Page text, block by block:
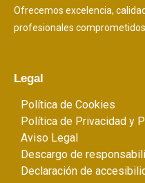
Ofrecemos excelencia,
profesionales
Legal
Política de Cookies
Política de Privacidad y
Aviso Legal
Descargo de
Declaración de